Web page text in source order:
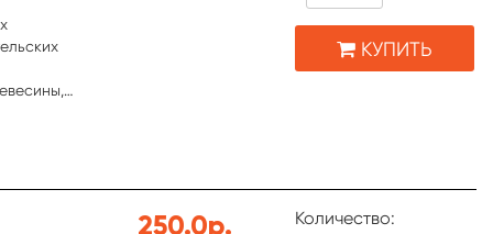
КУПИТЬ
250.0р. Количество: